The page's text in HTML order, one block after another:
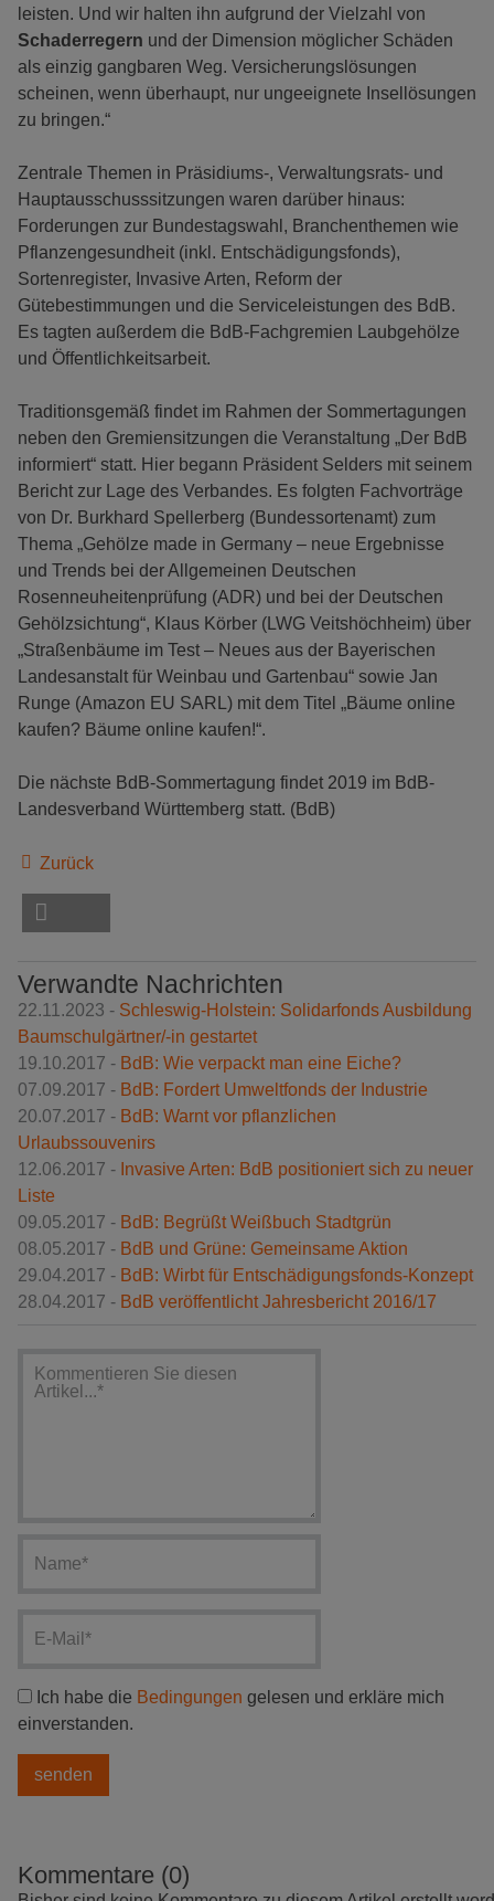
leisten. Und wir halten ihn aufgrund der Vielzahl von
Schaderregern und der Dimension möglicher Schäden
als einzig gangbaren Weg. Versicherungslösungen
scheinen, wenn überhaupt, nur ungeeignete Insellösungen
zu bringen.“
Zentrale Themen in Präsidiums-, Verwaltungsrats- und
Hauptausschusssitzungen waren darüber hinaus:
Forderungen zur Bundestagswahl, Branchenthemen wie
Pflanzengesundheit (inkl. Entschädigungsfonds),
Sortenregister, Invasive Arten, Reform der
Gütebestimmungen und die Serviceleistungen des BdB.
Es tagten außerdem die BdB-Fachgremien Laubgehölze
und Öffentlichkeitsarbeit.
Traditionsgemäß findet im Rahmen der Sommertagungen
neben den Gremiensitzungen die Veranstaltung „Der BdB
informiert“ statt. Hier begann Präsident Selders mit seinem
Bericht zur Lage des Verbandes. Es folgten Fachvorträge
von Dr. Burkhard Spellerberg (Bundessortenamt) zum
Thema „Gehölze made in Germany – neue Ergebnisse
und Trends bei der Allgemeinen Deutschen
Rosenneuheitenprüfung (ADR) und bei der Deutschen
Gehölzsichtung“, Klaus Körber (LWG Veitshöchheim) über
„Straßenbäume im Test – Neues aus der Bayerischen
Landesanstalt für Weinbau und Gartenbau“ sowie Jan
Runge (Amazon EU SARL) mit dem Titel „Bäume online
kaufen? Bäume online kaufen!“.
Die nächste BdB-Sommertagung findet 2019 im BdB-
Landesverband Württemberg statt. (BdB)
Zurück
Verwandte Nachrichten
22.11.2023 - Schleswig-Holstein: Solidarfonds Ausbildung
Baumschulgärtner/-in gestartet
19.10.2017 - BdB: Wie verpackt man eine Eiche?
07.09.2017 - BdB: Fordert Umweltfonds der Industrie
20.07.2017 - BdB: Warnt vor pflanzlichen
Urlaubssouvenirs
12.06.2017 - Invasive Arten: BdB positioniert sich zu neuer
Liste
09.05.2017 - BdB: Begrüßt Weißbuch Stadtgrün
08.05.2017 - BdB und Grüne: Gemeinsame Aktion
29.04.2017 - BdB: Wirbt für Entschädigungsfonds-Konzept
28.04.2017 - BdB veröffentlicht Jahresbericht 2016/17
Ich habe die Bedingungen gelesen und erkläre mich
einverstanden.
Kommentare (0)